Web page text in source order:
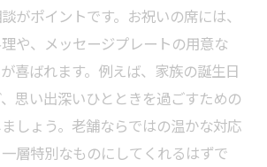
がポイントです。お祝いの席には、
や、メッセージプレートの用意な
喜ばれます。例えば、家族の誕生日
思い出深いひとときを過ごすための
しょう。老舗ならではの温かな対応
層特別なものにしてくれるはずで